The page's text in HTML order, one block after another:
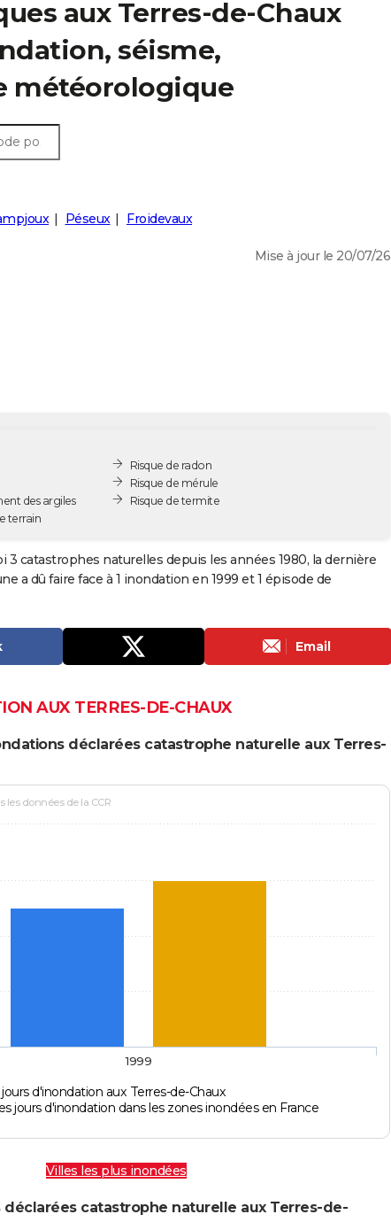
aux Terres-de-Chaux
séisme,
météorologique
Péseux Froidevaux
Mise à jour le 20/07/26
des argiles
terrain
Risque de radon
Risque de mérule
Risque de termite
3 catastrophes naturelles depuis les années 1980, la dernière
a dû faire face à 1 inondation en 1999 et 1 épisode de
Email
AUX TERRES-DE-CHAUX
déclarées catastrophe naturelle aux Terres-
les données de la CCR
d'inondation aux Terres-de-Chaux
jours d'inondation dans les zones inondées en France
1999
Villes les plus inondées
déclarées catastrophe naturelle aux Terres-de-